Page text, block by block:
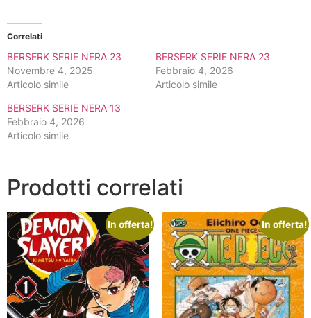
Correlati
BERSERK SERIE NERA 23
Novembre 4, 2025
Articolo simile
BERSERK SERIE NERA 23
Febbraio 4, 2026
Articolo simile
BERSERK SERIE NERA 13
Febbraio 4, 2026
Articolo simile
Prodotti correlati
In offerta! In offerta!